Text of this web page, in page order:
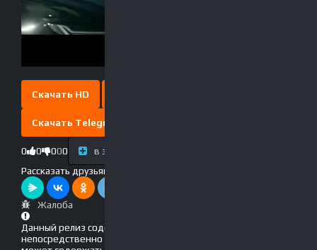
Скачать HD
Скачать Telegram
0 0 000 в закладки
Рассказать друзьям!
Жалоба
Данный релиз содержит рекламу, вшитую
непосредственно в фильм! Это значит, что он